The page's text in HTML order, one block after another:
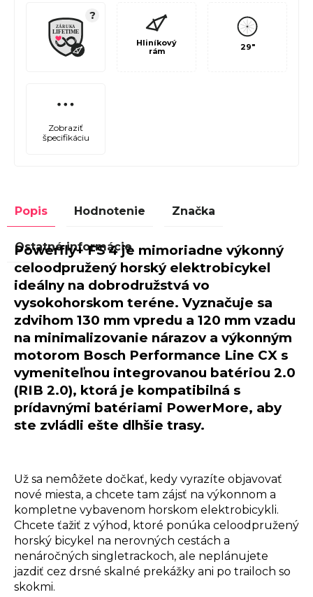
?
Hliníkový
rám
29"
Zobraziť
špecifikáciu
Popis Hodnotenie Značka
Ostatné informácie
Powerfly+ FS 4 je mimoriadne výkonný
celoodpružený horský elektrobicykel
ideálny na dobrodružstvá vo
vysokohorskom teréne. Vyznačuje sa
zdvihom 130 mm vpredu a 120 mm vzadu
na minimalizovanie nárazov a výkonným
motorom Bosch Performance Line CX s
vymeniteľnou integrovanou batériou 2.0
(RIB 2.0), ktorá je kompatibilná s
prídavnými batériami PowerMore, aby
ste zvládli ešte dlhšie trasy.
Už sa nemôžete dočkať, kedy vyrazíte objavovať
nové miesta, a chcete tam zájsť na výkonnom a
kompletne vybavenom horskom elektrobicykli.
Chcete ťažiť z výhod, ktoré ponúka celoodpružený
horský bicykel na nerovných cestách a
nenáročných singletrackoch, ale neplánujete
jazdiť cez drsné skalné prekážky ani po trailoch so
skokmi.